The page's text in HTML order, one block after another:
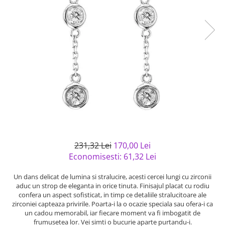
Bijuterii argint placat cu aur
Bijuterii argint cu diverse
Bijuterii argint cu murano
Bijuterii gotice si rock
Bijuterii Handmade
Casete si cutii de bijuterii
Bijuterii tungsten
231,32 Lei 170,00 Lei
Economisesti: 61,32 Lei
Un dans delicat de lumina si stralucire, acesti cercei lungi cu zirconii
aduc un strop de eleganta in orice tinuta. Finisajul placat cu rodiu
confera un aspect sofisticat, in timp ce detaliile stralucitoare ale
zirconiei capteaza privirile. Poarta-i la o ocazie speciala sau ofera-i ca
un cadou memorabil, iar fiecare moment va fi imbogatit de
frumusetea lor. Vei simti o bucurie aparte purtandu-i.